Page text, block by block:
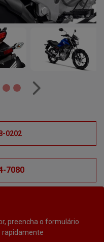
preencha o formulário
rapidamente
Próximo
0202
7080